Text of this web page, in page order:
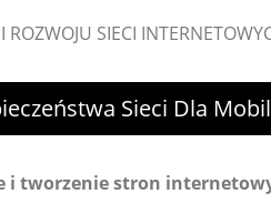
Sieci Dla
i tworzenie stron